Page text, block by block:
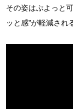
その姿はぷよっと
ッと感”が軽減され